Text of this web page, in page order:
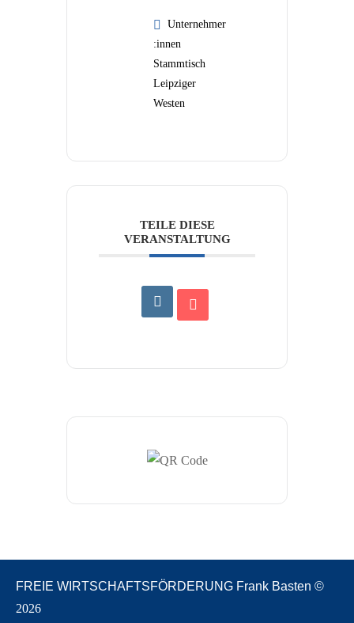
Unternehmer
:innen
Stammtisch
Leipziger
Westen
TEILE DIESE
VERANSTALTUNG
FREIE WIRTSCHAFTSFÖRDERUNG Frank Basten ©
2026